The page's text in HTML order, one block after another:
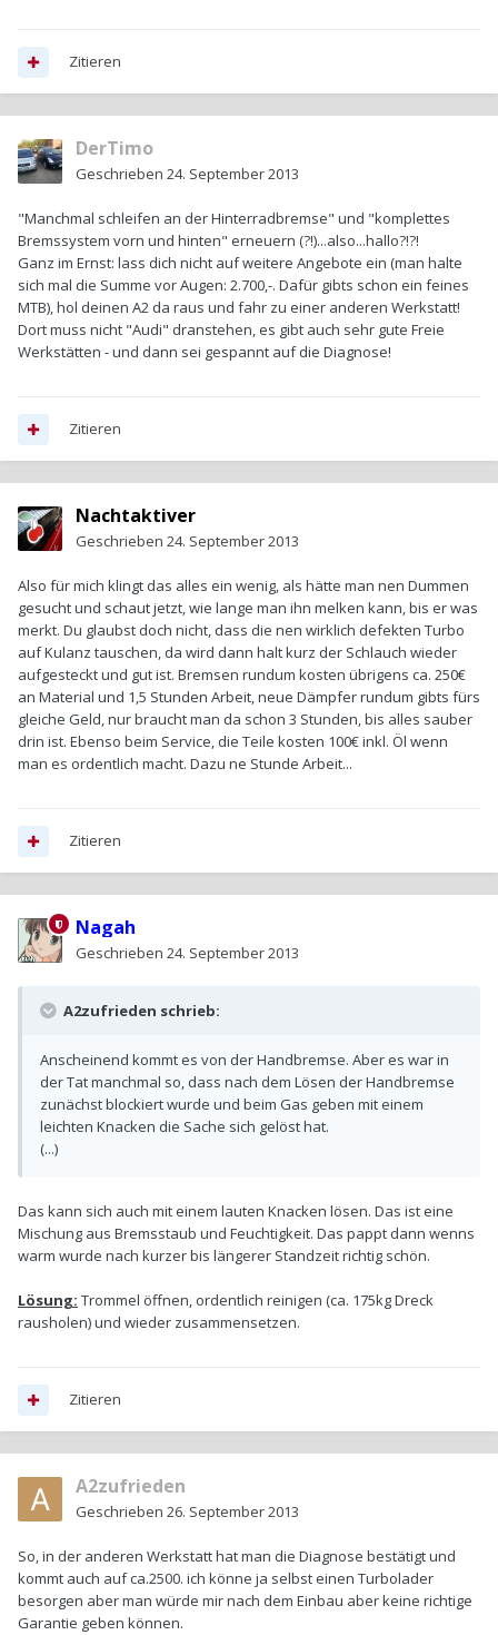
Zitieren
DerTimo
Geschrieben 24. September 2013
"Manchmal schleifen an der Hinterradbremse" und "komplettes
Bremssystem vorn und hinten" erneuern (?!)...also...hallo?!?!
Ganz im Ernst: lass dich nicht auf weitere Angebote ein (man halte
sich mal die Summe vor Augen: 2.700,-. Dafür gibts schon ein feines
MTB), hol deinen A2 da raus und fahr zu einer anderen Werkstatt!
Dort muss nicht "Audi" dranstehen, es gibt auch sehr gute Freie
Werkstätten - und dann sei gespannt auf die Diagnose!
Zitieren
Nachtaktiver
Geschrieben 24. September 2013
Also für mich klingt das alles ein wenig, als hätte man nen Dummen
gesucht und schaut jetzt, wie lange man ihn melken kann, bis er was
merkt. Du glaubst doch nicht, dass die nen wirklich defekten Turbo
auf Kulanz tauschen, da wird dann halt kurz der Schlauch wieder
aufgesteckt und gut ist. Bremsen rundum kosten übrigens ca. 250€
an Material und 1,5 Stunden Arbeit, neue Dämpfer rundum gibts fürs
gleiche Geld, nur braucht man da schon 3 Stunden, bis alles sauber
drin ist. Ebenso beim Service, die Teile kosten 100€ inkl. Öl wenn
man es ordentlich macht. Dazu ne Stunde Arbeit...
Zitieren
Nagah
Geschrieben 24. September 2013
A2zufrieden schrieb:
Anscheinend kommt es von der Handbremse. Aber es war in
der Tat manchmal so, dass nach dem Lösen der Handbremse
zunächst blockiert wurde und beim Gas geben mit einem
leichten Knacken die Sache sich gelöst hat.
(...)
Das kann sich auch mit einem lauten Knacken lösen. Das ist eine
Mischung aus Bremsstaub und Feuchtigkeit. Das pappt dann wenns
warm wurde nach kurzer bis längerer Standzeit richtig schön.
Lösung: Trommel öffnen, ordentlich reinigen (ca. 175kg Dreck
rausholen) und wieder zusammensetzen.
Zitieren
A2zufrieden
Geschrieben 26. September 2013
So, in der anderen Werkstatt hat man die Diagnose bestätigt und
kommt auch auf ca.2500. ich könne ja selbst einen Turbolader
besorgen aber man würde mir nach dem Einbau aber keine richtige
Garantie geben können.